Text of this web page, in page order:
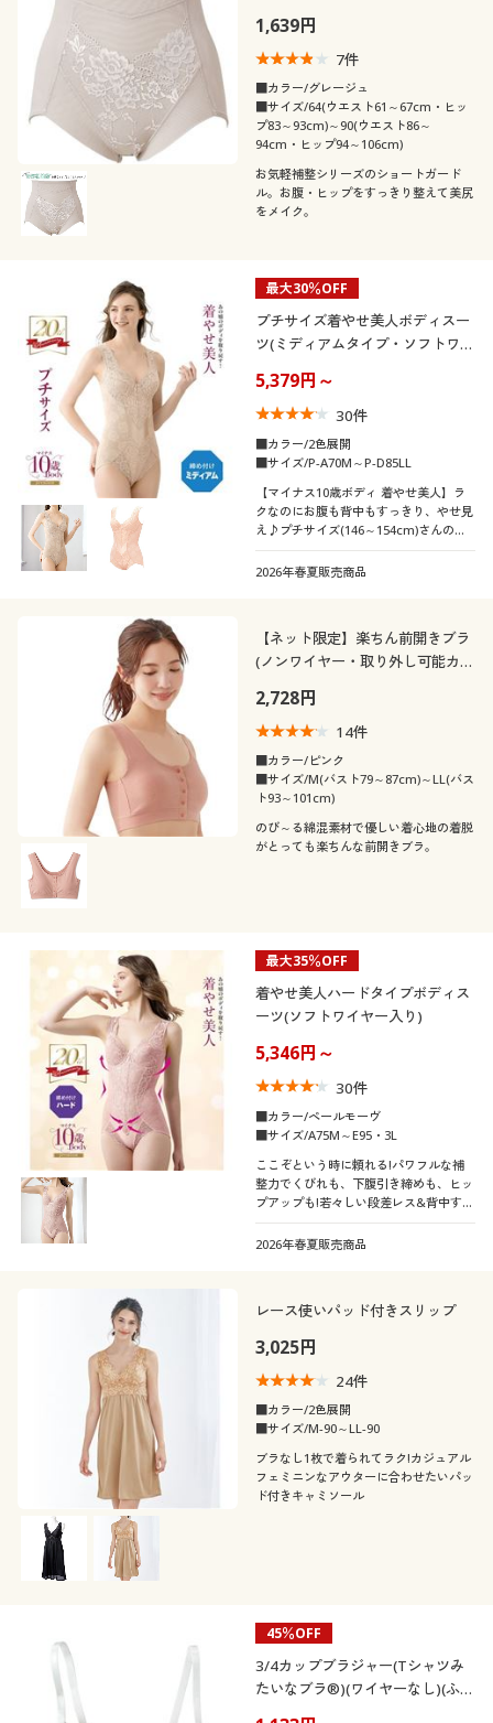
1,639円
7件
■カラー/グレージュ
■サイズ/64(ウエスト61～67cm・ヒッ
プ83～93cm)～90(ウエスト86～
94cm・ヒップ94～106cm)
お気軽補整シリーズのショートガード
ル。お腹・ヒップをすっきり整えて美尻
をメイク。
最大30％OFF
プチサイズ着やせ美人ボディスー
ツ(ミディアムタイプ・ソフトワイ
5,379円～
30件
■カラー/2色展開
■サイズ/P-A70M～P-D85LL
【マイナス10歳ボディ 着やせ美人】ラ
クなのにお腹も背中もすっきり、やせ見
え♪プチサイズ(146～154cm)さんのボ
ディラインを若々しくキレイに整えるロ
ングヒットのボディスーツ
2026年春夏販売商品
【ネット限定】楽ちん前開きブラ
(ノンワイヤー・取り外し可能カッ
2,728円
14件
■カラー/ピンク
■サイズ/M(バスト79～87cm)～LL(バス
ト93～101cm)
のび～る綿混素材で優しい着心地の着脱
がとっても楽ちんな前開きブラ。
最大35％OFF
着やせ美人ハードタイプボディス
ーツ(ソフトワイヤー入り)
5,346円～
30件
■カラー/ペールモーヴ
■サイズ/A75M～E95・3L
ここぞという時に頼れる!パワフルな補
整力でくびれも、下腹引き締めも、ヒッ
プアップも!若々しい段差レス&背中すっ
きりボディに整えてやせ見え叶えるジャ
カードパワーネットのマイナス10歳ボデ
2026年春夏販売商品
レース使いパッド付きスリップ
3,025円
24件
■カラー/2色展開
■サイズ/M-90～LL-90
ブラなし1枚で着られてラク!カジュアル
フェミニンなアウターに合わせたいパッ
ド付きキャミソール
45％OFF
3/4カップブラジャー(Tシャツみ
たいなブラ®)(ワイヤーなし)(ふん